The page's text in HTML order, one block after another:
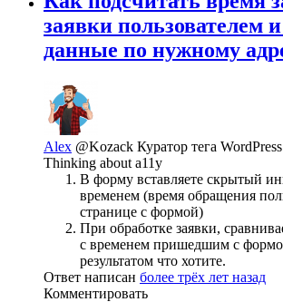
заявки пользователем
данные по нужному
Alex @Kozack Куратор тега WordPress
Thinking about a11y
В форму вставляете скрытый
временем (время обращения
странице с формой)
При обработке заявки,
с временем пришедшим с
результатом что хотите.
Ответ написан более трёх лет назад
Комментировать